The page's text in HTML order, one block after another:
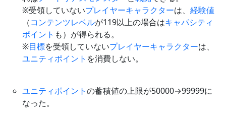
※受領していないプレイヤーキャラクターは、 経験値
（コンテンツレベルが119以上の場合はキャパシティ
ポイント も）が得られる。
※目標を受領していないプレイヤーキャラクターは、
ユニティポイント を消費しない。
ユニティポイントの蓄積値の上限が50000→99999に
なった。